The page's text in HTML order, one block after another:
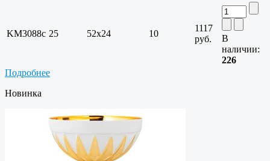
KM3088c 25 52х24 10
1117
руб.
В
наличии:
226
Подробнее
Новинка